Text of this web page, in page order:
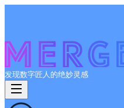
发现数字匠人的绝妙灵感